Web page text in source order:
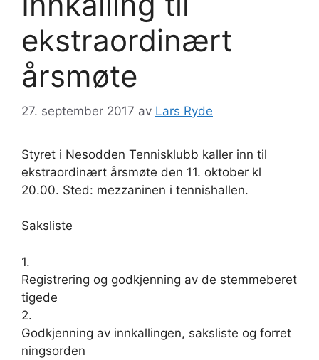
ekstraordinært
årsmøte
27. september 2017 av Lars Ryde
Styret i Nesodden Tennisklubb kaller inn til
ekstraordinært årsmøte den 11. oktober kl
20.00. Sted: mezzaninen i tennishallen.
Saksliste
1.
Registrering og godkjenning av de stemmeberet
tigede
2.
Godkjenning av innkallingen, saksliste og forret
ningsorden